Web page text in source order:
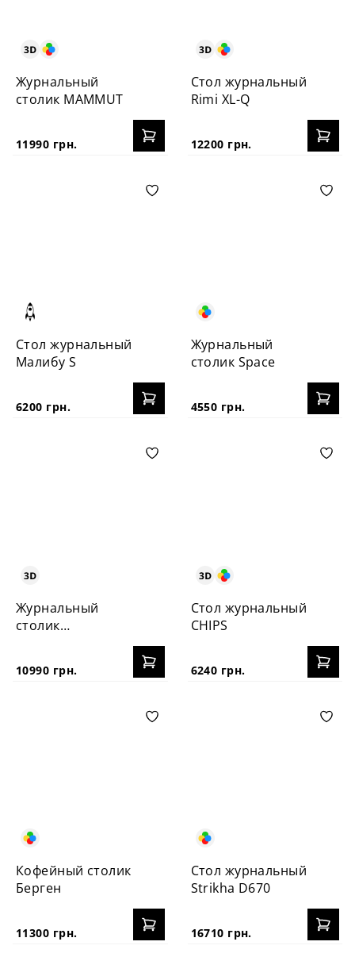
Журнальный
столик MAMMUT
11990 грн.
Стол журнальный
Rimi XL-Q
12200 грн.
Стол журнальный
Малибу S
6200 грн.
Журнальный
столик Space
4550 грн.
Журнальный
столик
10990 грн.
Стол журнальный
CHIPS
6240 грн.
Кофейный столик
Берген
11300 грн.
Стол журнальный
Strikha D670
16710 грн.